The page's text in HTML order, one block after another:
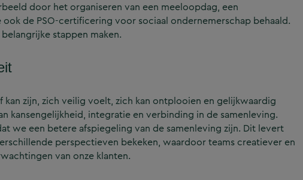
door het organiseren van een meeloopdag, een
de PSO-certificering voor sociaal ondernemerschap behaald.
stappen maken.
zijn, zich veilig voelt, zich kan ontplooien en gelijkwaardig
kansengelijkheid, integratie en verbinding in de samenleving.
we een betere afspiegeling van de samenleving zijn. Dit levert
perspectieven bekeken, waardoor teams creatiever en
van onze klanten.